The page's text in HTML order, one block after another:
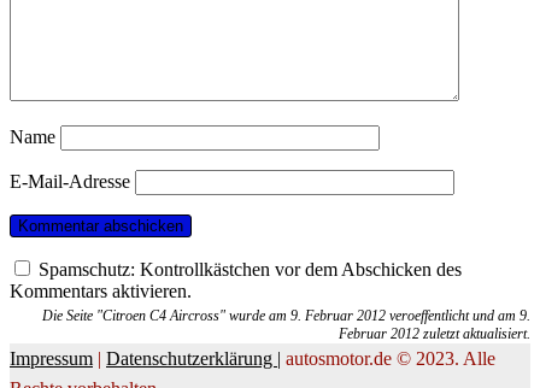
Name
E-Mail-Adresse
Spamschutz: Kontrollkästchen vor dem Abschicken des
Kommentars aktivieren.
Die Seite "Citroen C4 Aircross" wurde am 9. Februar 2012 veroeffentlicht und am 9.
Februar 2012 zuletzt aktualisiert.
Impressum | Datenschutzerklärung | autosmotor.de © 2023. Alle